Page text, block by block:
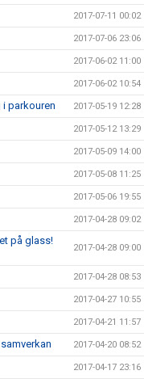
2017-07-11 00:02
2017-07-06 23:06
2017-06-02 11:00
2017-06-02 10:54
parkouren 2017-05-19 12:28
2017-05-12 13:29
2017-05-09 14:00
2017-05-08 11:25
2017-05-06 19:55
2017-04-28 09:02
på glass!
2017-04-28 09:00
2017-04-28 08:53
2017-04-27 10:55
2017-04-21 11:57
2017-04-20 08:52
2017-04-17 23:16